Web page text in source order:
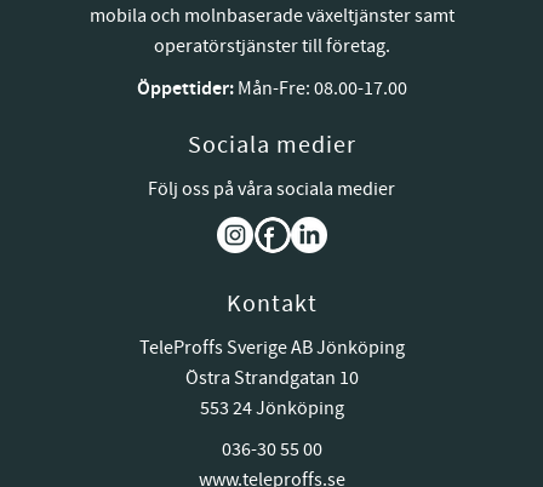
mobila och molnbaserade växeltjänster samt
operatörstjänster till företag.
Öppettider:Mån-Fre: 08.00-17.00
Sociala medier
Följ oss på våra sociala medier
Kontakt
TeleProffs Sverige AB Jönköping
Östra Strandgatan 10
553 24 Jönköping
036-30 55 00
www.teleproffs.se